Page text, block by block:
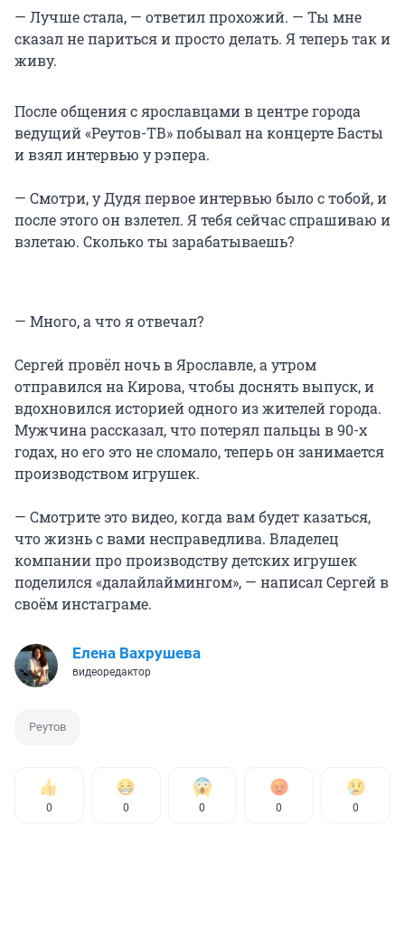
— Лучше стала, — ответил прохожий. — Ты мне
сказал не париться и просто делать. Я теперь так и
живу.
После общения с ярославцами в центре города
ведущий «Реутов-ТВ» побывал на концерте Басты
и взял интервью у рэпера.
— Смотри, у Дудя первое интервью было с тобой, и
после этого он взлетел. Я тебя сейчас спрашиваю и
взлетаю. Сколько ты зарабатываешь?
— Много, а что я отвечал?
Сергей провёл ночь в Ярославле, а утром
отправился на Кирова, чтобы доснять выпуск, и
вдохновился историей одного из жителей города.
Мужчина рассказал, что потерял пальцы в 90-х
годах, но его это не сломало, теперь он занимается
производством игрушек.
— Смотрите это видео, когда вам будет казаться,
что жизнь с вами несправедлива. Владелец
компании про производству детских игрушек
поделился «далайлаймингом», — написал Сергей в
своём инстаграме.
Елена Вахрушева
видеоредактор
Реутов
0 0 0 0 0